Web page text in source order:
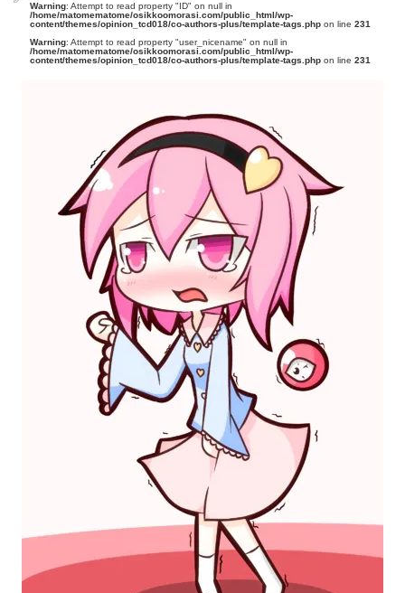
Warning: Attempt to read property "ID" on null in
/home/matomematome/osikkoomorasi.com/public_html/wp-
content/themes/opinion_tcd018/co-authors-plus/template-tags.php on line 231
Warning: Attempt to read property "user_nicename" on null in
/home/matomematome/osikkoomorasi.com/public_html/wp-
content/themes/opinion_tcd018/co-authors-plus/template-tags.php on line 231